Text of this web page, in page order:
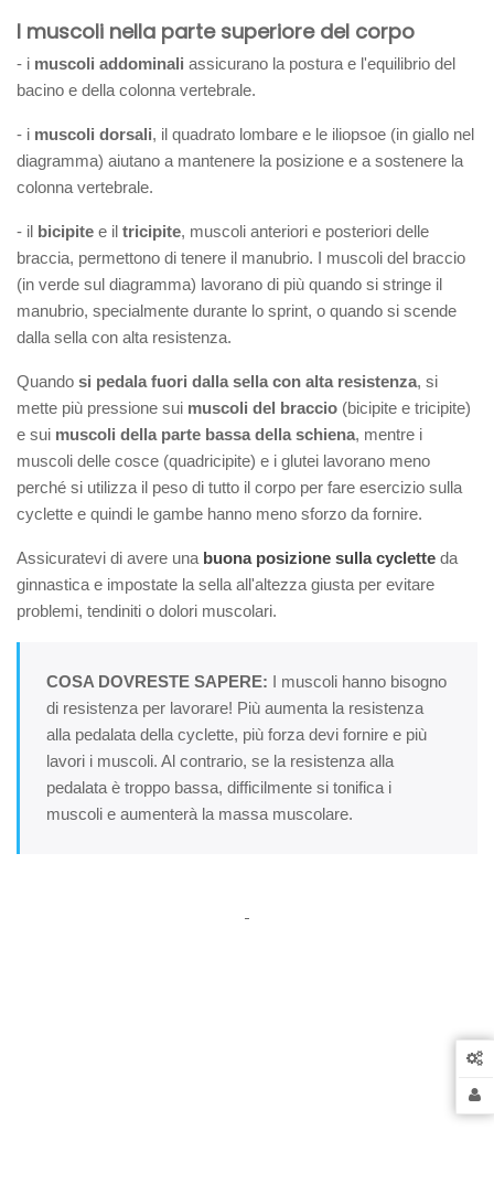
I muscoli nella parte superiore del corpo
- i muscoli addominali assicurano la postura e l'equilibrio del
bacino e della colonna vertebrale.
- i muscoli dorsali, il quadrato lombare e le iliopsoe (in giallo nel
diagramma) aiutano a mantenere la posizione e a sostenere la
colonna vertebrale.
- il bicipite e il tricipite, muscoli anteriori e posteriori delle
braccia, permettono di tenere il manubrio. I muscoli del braccio
(in verde sul diagramma) lavorano di più quando si stringe il
manubrio, specialmente durante lo sprint, o quando si scende
dalla sella con alta resistenza.
Quando si pedala fuori dalla sella con alta resistenza, si
mette più pressione sui muscoli del braccio (bicipite e tricipite)
e sui muscoli della parte bassa della schiena, mentre i
muscoli delle cosce (quadricipite) e i glutei lavorano meno
perché si utilizza il peso di tutto il corpo per fare esercizio sulla
cyclette e quindi le gambe hanno meno sforzo da fornire.
Assicuratevi di avere una buona posizione sulla cyclette da
ginnastica e impostate la sella all'altezza giusta per evitare
problemi, tendiniti o dolori muscolari.
COSA DOVRESTE SAPERE: I muscoli hanno bisogno
di resistenza per lavorare! Più aumenta la resistenza
alla pedalata della cyclette, più forza devi fornire e più
lavori i muscoli. Al contrario, se la resistenza alla
pedalata è troppo bassa, difficilmente si tonifica i
muscoli e aumenterà la massa muscolare.